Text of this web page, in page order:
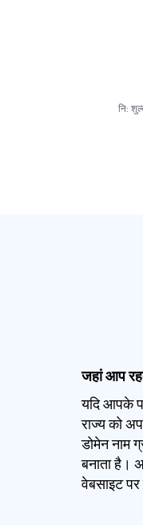
नि:
जहां आप
यदि आपके
राज्य को
डोमेन नाम
बनाता है।
वेबसाइट पर